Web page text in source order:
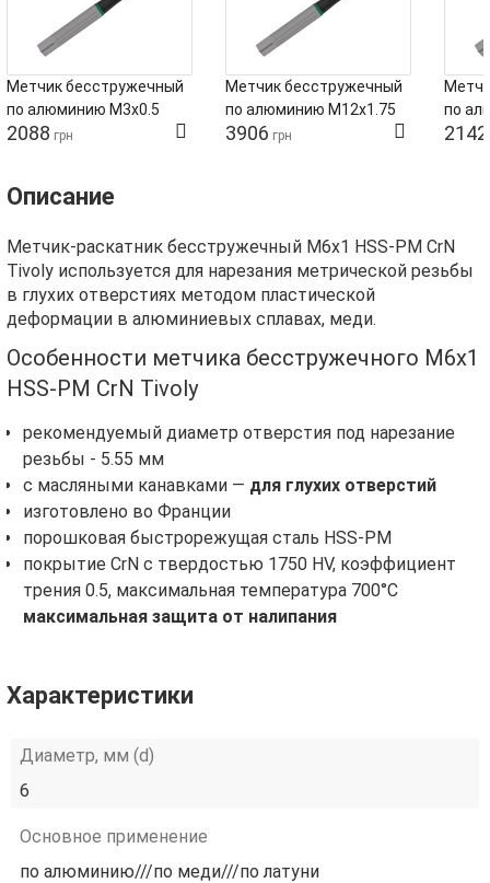
Метчик бесстружечный
по алюминию М3х0.5
HSS-PM CrN Tivoly глухой
2088 грн
Метчик бесстружечный
по алюминию М12х1.75
HSS-PM CrN Tivoly глухой
3906 грн
по
HSS-
2142
Описание
Метчик-раскатник бесстружечный М6х1 HSS-PM CrN
Tivoly используется для нарезания метрической резьбы
в глухих отверстиях методом пластической
деформации в алюминиевых сплавах, меди.
Особенности метчика бесстружечного М6х1
HSS-PM CrN Tivoly
рекомендуемый диаметр отверстия под нарезание
резьбы - 5.55 мм
с масляными канавками — для глухих отверстий
изготовлено во Франции
порошковая быстрорежущая сталь HSS-PM
покрытие CrN с твердостью 1750 HV, коэффициент
трения 0.5, максимальная температура 700°С
максимальная защита от налипания
Характеристики
Диаметр, мм (d)
6
Основное применение
по алюминию///по меди///по латуни